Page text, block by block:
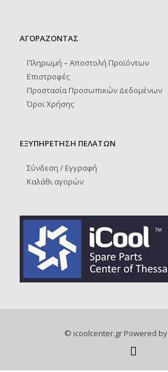
ΑΓΟΡΑΖΟΝΤΑΣ
Πληρωμή – Αποστολή Προϊόντων
Επιστροφές
Προστασία Προσωπικών Δεδομένων
Όροι Χρήσης
ΕΞΥΠΗΡΕΤΗΣΗ ΠΕΛΑΤΩΝ
Σύνδεση / Εγγραφή
Καλάθι αγορών
© icoolcenter.gr Powered by